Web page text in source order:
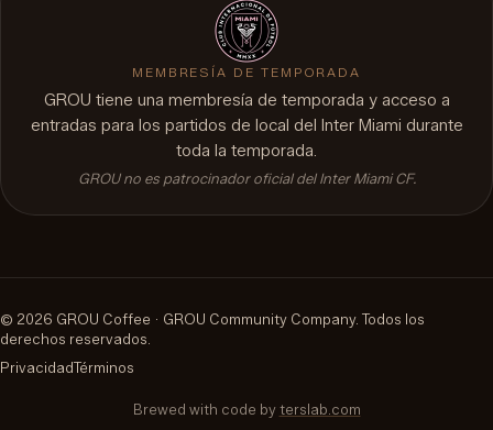
MEMBRESÍA DE TEMPORADA
GROU tiene una membresía de temporada y acceso a
entradas para los partidos de local del Inter Miami durante
toda la temporada.
GROU no es patrocinador oficial del Inter Miami CF.
© 2026 GROU Coffee · GROU Community Company. Todos los
derechos reservados.
PrivacidadTérminos
Brewed with code by terslab.com